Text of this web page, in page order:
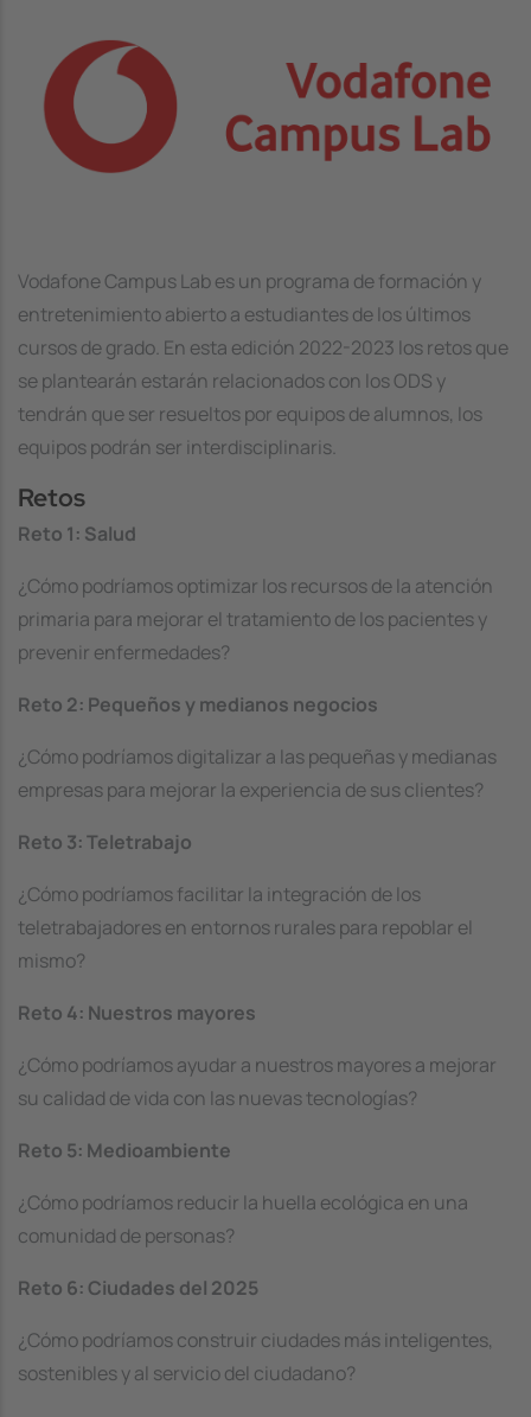
Vodafone Campus Lab es un programa de formación y
entretenimiento abierto a estudiantes de los últimos
cursos de grado. En esta edición 2022-2023 los retos que
se plantearán estarán relacionados con los ODS y
tendrán que ser resueltos por equipos de alumnos, los
equipos podrán ser interdisciplinaris.
Retos
Reto 1: Salud
¿Cómo podríamos optimizar los recursos de la atención
primaria para mejorar el tratamiento de los pacientes y
prevenir enfermedades?
Reto 2: Pequeños y medianos negocios
¿Cómo podríamos digitalizar a las pequeñas y medianas
empresas para mejorar la experiencia de sus clientes?
Reto 3: Teletrabajo
¿Cómo podríamos facilitar la integración de los
teletrabajadores en entornos rurales para repoblar el
mismo?
Reto 4: Nuestros mayores
¿Cómo podríamos ayudar a nuestros mayores a mejorar
su calidad de vida con las nuevas tecnologías?
Reto 5: Medioambiente
¿Cómo podríamos reducir la huella ecológica en una
comunidad de personas?
Reto 6: Ciudades del 2025
¿Cómo podríamos construir ciudades más inteligentes,
sostenibles y al servicio del ciudadano?